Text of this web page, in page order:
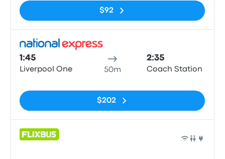
$92
1:45
Liverpool One 50m
2:35
Coach Station
$202